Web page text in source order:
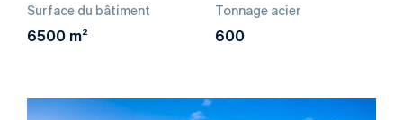
Surface du bâtiment
6500 m²
Tonnage acier
600